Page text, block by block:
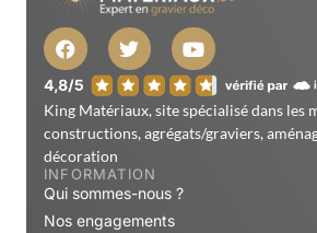
King Matériaux, site spécialisé dans les
constructions, agrégats/graviers,
décoration
INFORMATION
Qui sommes-nous ?
Nos engagements